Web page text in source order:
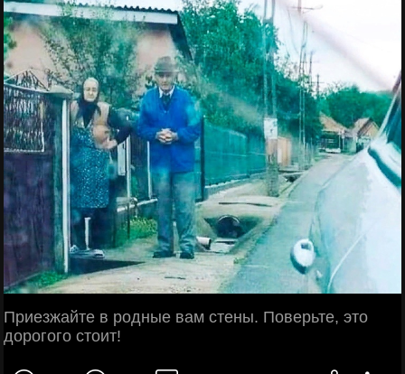
Приезжайте в родные вам стены. Поверьте, это
дорогого стоит!